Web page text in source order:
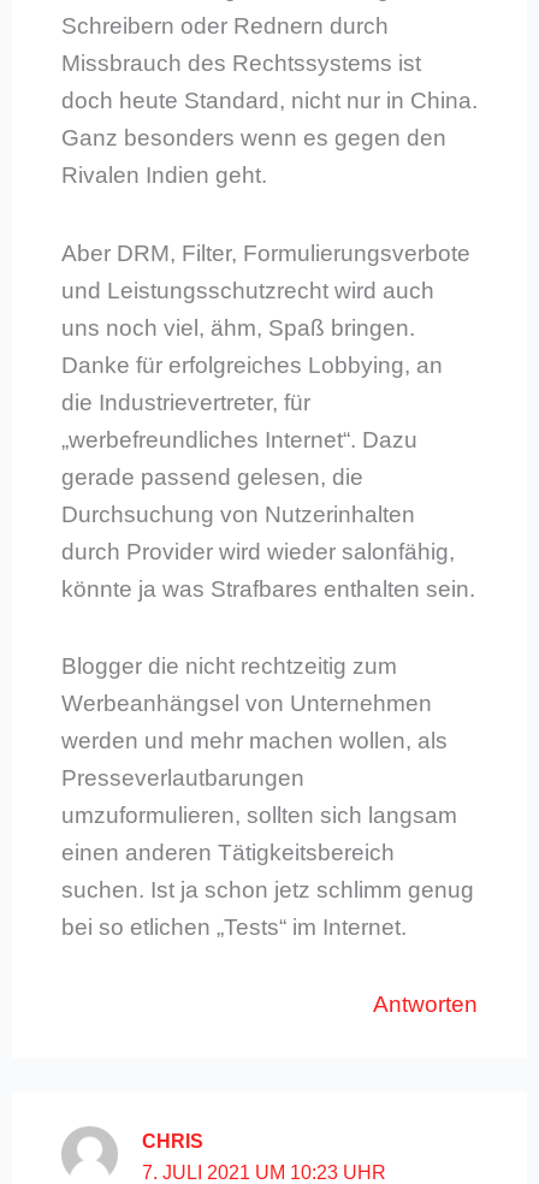
Schreibern oder Rednern durch
Missbrauch des Rechtssystems ist
doch heute Standard, nicht nur in China.
Ganz besonders wenn es gegen den
Rivalen Indien geht.
Aber DRM, Filter, Formulierungsverbote
und Leistungsschutzrecht wird auch
uns noch viel, ähm, Spaß bringen.
Danke für erfolgreiches Lobbying, an
die Industrievertreter, für
„werbefreundliches Internet“. Dazu
gerade passend gelesen, die
Durchsuchung von Nutzerinhalten
durch Provider wird wieder salonfähig,
könnte ja was Strafbares enthalten sein.
Blogger die nicht rechtzeitig zum
Werbeanhängsel von Unternehmen
werden und mehr machen wollen, als
Presseverlautbarungen
umzuformulieren, sollten sich langsam
einen anderen Tätigkeitsbereich
suchen. Ist ja schon jetz schlimm genug
bei so etlichen „Tests“ im Internet.
Antworten
CHRIS
7. JULI 2021 UM 10:23 UHR